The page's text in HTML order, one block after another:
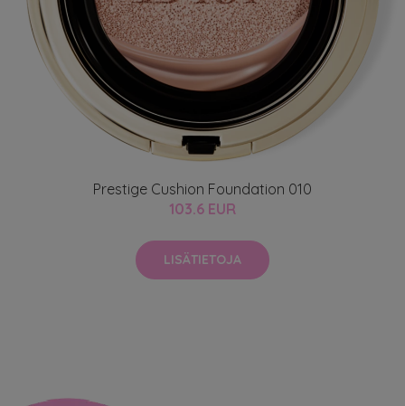
Prestige Cushion Foundation 010
103.6 EUR
LISÄTIETOJA